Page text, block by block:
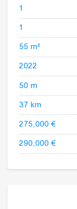
1
1
55 m²
2022
50 m
37 km
275,000 €
290,000 €